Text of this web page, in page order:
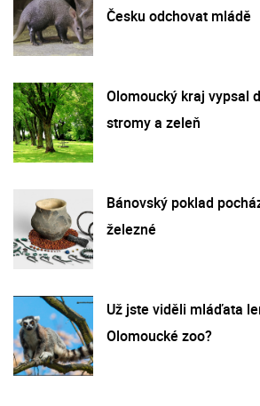
Česku odchovat mládě
Olomoucký kraj vypsal
stromy a zeleň
Bánovský poklad
železné
Už jste viděli mláďata
Olomoucké zoo?